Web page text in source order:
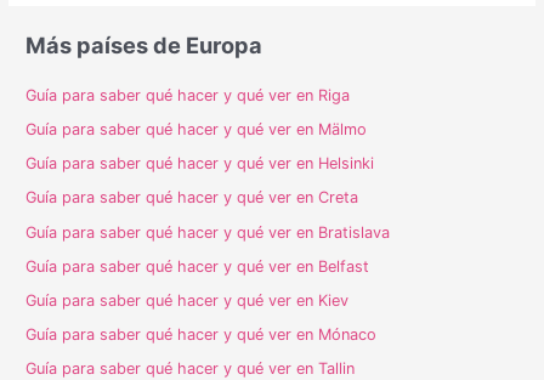
Más países de Europa
Guía para saber qué hacer y qué ver en Riga
Guía para saber qué hacer y qué ver en Mälmo
Guía para saber qué hacer y qué ver en Helsinki
Guía para saber qué hacer y qué ver en Creta
Guía para saber qué hacer y qué ver en Bratislava
Guía para saber qué hacer y qué ver en Belfast
Guía para saber qué hacer y qué ver en Kiev
Guía para saber qué hacer y qué ver en Mónaco
Guía para saber qué hacer y qué ver en Tallin